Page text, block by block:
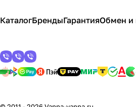
КаталогБрендыГарантияОбмен и